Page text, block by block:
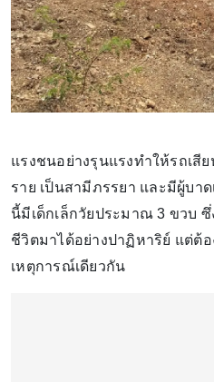
แรงชนอย่างรุนแรงทำให้รถเสี
ราย เป็นสามีภรรยา และมีผู้บา
นี้มีเด็กเล็กวัยประมาณ 3 ขวบ
ชีวิตมาได้อย่างปาฏิหาริย์ แต่ต้
เหตุการณ์เดียวกัน